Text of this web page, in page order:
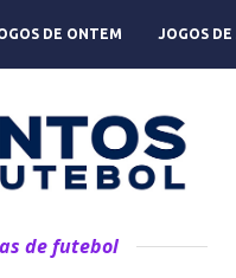
DE ONTEM JOGOS
de futebol